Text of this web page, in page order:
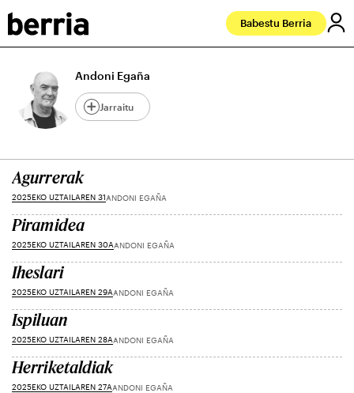
Babestu Berria
Andoni Egaña
Jarraitu
Agurrerak
2025EKO UZTAILAREN 31ANDONI EGAÑA
Piramidea
2025EKO UZTAILAREN 30AANDONI EGAÑA
Iheslari
2025EKO UZTAILAREN 29AANDONI EGAÑA
Ispiluan
2025EKO UZTAILAREN 28AANDONI EGAÑA
Herriketaldiak
2025EKO UZTAILAREN 27AANDONI EGAÑA